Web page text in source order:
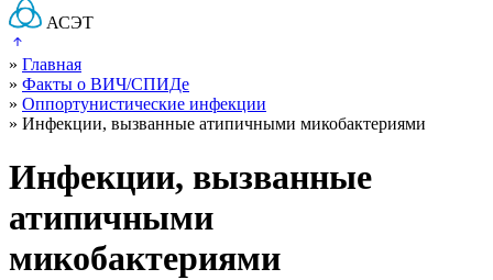
АСЭТ
» Главная
» Факты о ВИЧ/СПИДе
» Оппортунистические инфекции
» Инфекции, вызванные атипичными микобактериями
Инфекции, вызванные
атипичными
микобактериями